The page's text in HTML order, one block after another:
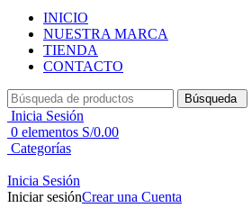
INICIO
NUESTRA MARCA
TIENDA
CONTACTO
Búsqueda
Inicia Sesión
0 elementos S/0.00
Categorías
Inicia Sesión
Iniciar sesiónCrear una Cuenta